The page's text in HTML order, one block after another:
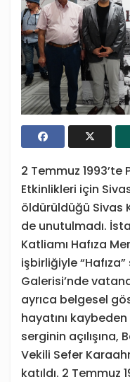
2 Temmuz
Etkinlikleri için
öldürüldüğü Sivas
de unutulmadı.
Katliamı Hafıza
işbirliğiyle
Galerisi’nde
ayrıca belgesel
hayatını kaybeden
serginin açılışına,
Vekili Sefer
katıldı. 2 Temmuz